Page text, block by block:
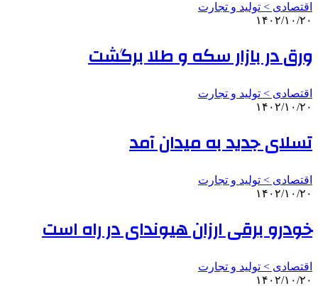
اقتصادی > تولید و تجارت
۱۴۰۲/۱۰/۲۰
ورق در بازار سکه و طلا برگشت
اقتصادی > تولید و تجارت
۱۴۰۲/۱۰/۲۰
تسلای جدید به میدان آمد
اقتصادی > تولید و تجارت
۱۴۰۲/۱۰/۲۰
خودرو برقی ارزان هیوندای در راه است
اقتصادی > تولید و تجارت
۱۴۰۲/۱۰/۲۰